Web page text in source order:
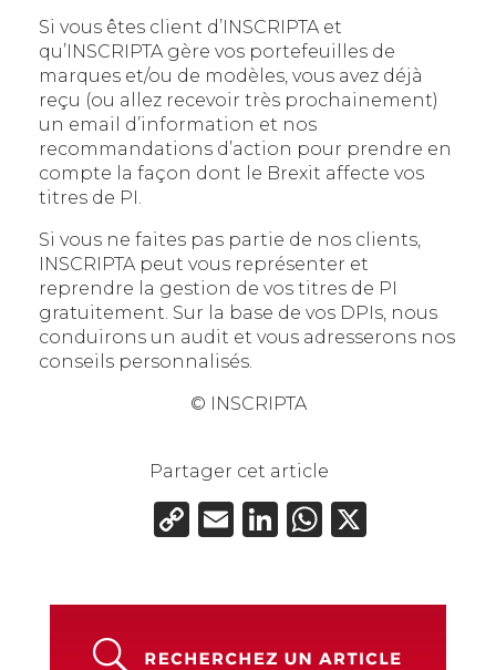
Si vous êtes client d’INSCRIPTA et
qu’INSCRIPTA gère vos portefeuilles de
marques et/ou de modèles, vous avez déjà
reçu (ou allez recevoir très prochainement)
un email d’information et nos
recommandations d’action pour prendre en
compte la façon dont le Brexit affecte vos
titres de PI.
Si vous ne faites pas partie de nos clients,
INSCRIPTA peut vous représenter et
reprendre la gestion de vos titres de PI
gratuitement. Sur la base de vos DPIs, nous
conduirons un audit et vous adresserons nos
conseils personnalisés.
© INSCRIPTA
Partager cet article
CopyEmail
LinkedIn
X